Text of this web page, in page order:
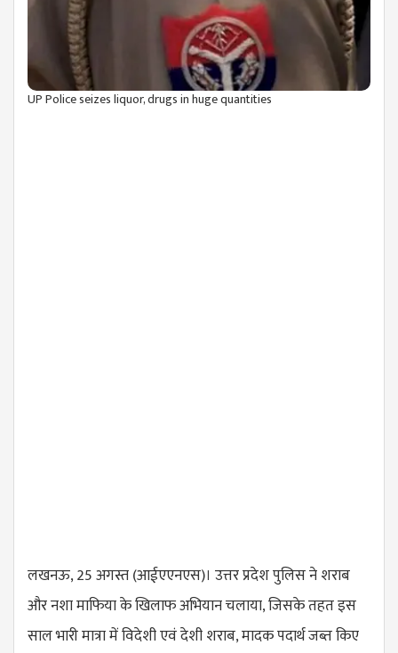
UP Police seizes liquor, drugs in huge quantities
लखनऊ, 25 अगस्त (आईएएनएस)। उत्तर प्रदेश पुलिस ने शराब
और नशा माफिया के खिलाफ अभियान चलाया, जिसके तहत इस
साल भारी मात्रा में विदेशी एवं देशी शराब, मादक पदार्थ जब्त किए